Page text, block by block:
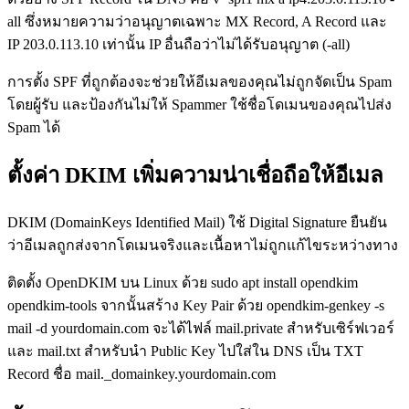
all ซึ่งหมายความว่าอนุญาตเฉพาะ MX Record, A Record และ
IP 203.0.113.10 เท่านั้น IP อื่นถือว่าไม่ได้รับอนุญาต (-all)
การตั้ง SPF ที่ถูกต้องจะช่วยให้อีเมลของคุณไม่ถูกจัดเป็น Spam
โดยผู้รับ และป้องกันไม่ให้ Spammer ใช้ชื่อโดเมนของคุณไปส่ง
Spam ได้
ตั้งค่า DKIM เพิ่มความน่าเชื่อถือให้อีเมล
DKIM (DomainKeys Identified Mail) ใช้ Digital Signature ยืนยัน
ว่าอีเมลถูกส่งจากโดเมนจริงและเนื้อหาไม่ถูกแก้ไขระหว่างทาง
ติดตั้ง OpenDKIM บน Linux ด้วย sudo apt install opendkim
opendkim-tools จากนั้นสร้าง Key Pair ด้วย opendkim-genkey -s
mail -d yourdomain.com จะได้ไฟล์ mail.private สำหรับเซิร์ฟเวอร์
และ mail.txt สำหรับนำ Public Key ไปใส่ใน DNS เป็น TXT
Record ชื่อ mail._domainkey.yourdomain.com